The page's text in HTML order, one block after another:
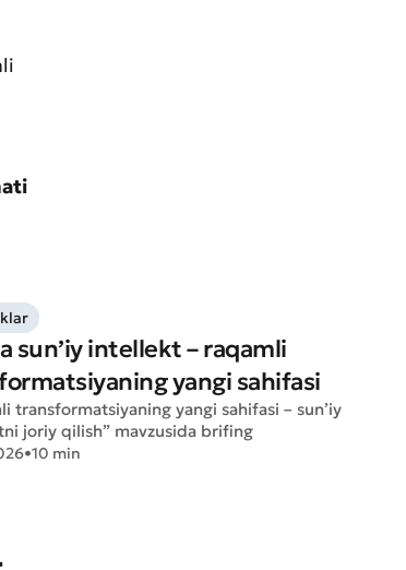
sun’iy intellekt – raqamli
yangi sahifasi
transformatsiyaning yangi sahifasi – sun’iy
joriy qilish” mavzusida brifing
•10 min